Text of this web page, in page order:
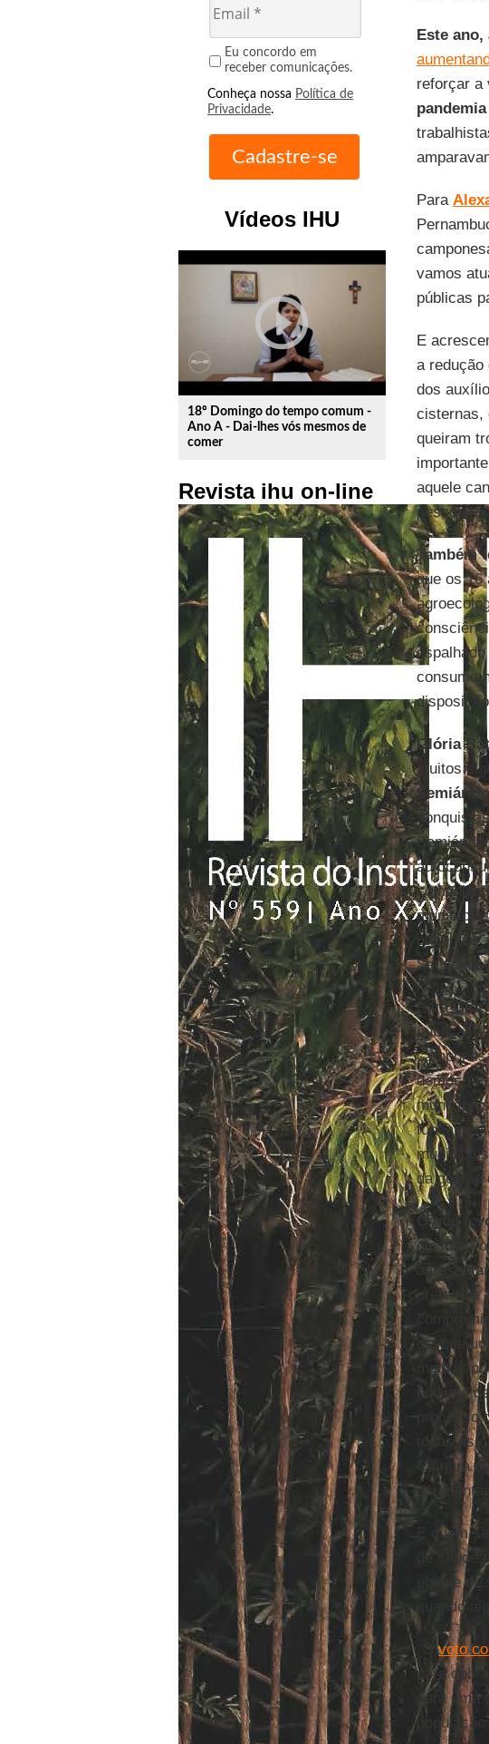
Eu concordo em
receber comunicações.
Conheça nossa Política de
Privacidade.
Vídeos IHU
play_circle_outline
18º Domingo do tempo comum -
Ano A - Dai-lhes vós mesmos de
comer
Revista ihu on-line
Este ano,
reforçar a
pandemia
Para
vamos
públicas
E
a redução
dos
cisternas,
queiram
aquele
pessoa,
Também
que os 16
consumo
Glória
muitos
Semiárido
papel das
Para
públicas -
da gestão
O que é
eleitora
prefeito e
diz que
equipes
processo
todas as
Câmara
E quem
de
equipe
quando
"Ovoto
para
gera